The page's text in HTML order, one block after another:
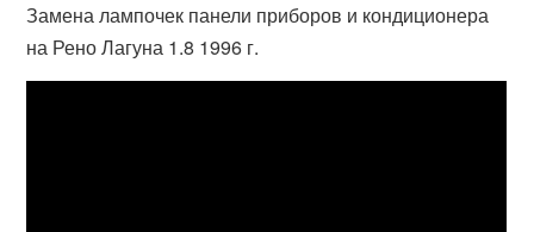
Замена лампочек панели приборов и кондиционера
на Рено Лагуна 1.8 1996 г.